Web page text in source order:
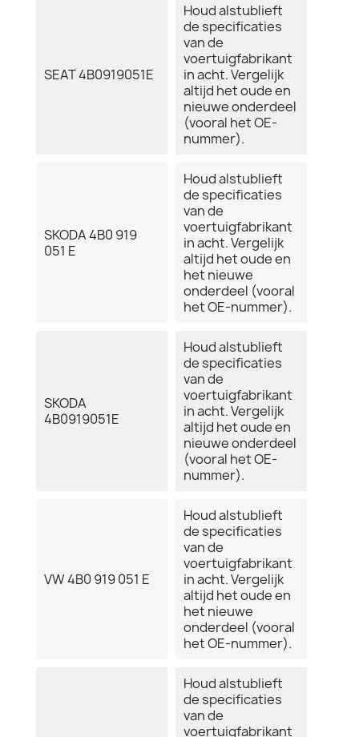
SEAT 4B0919051E
Houd alstublieft
de specificaties
van de
voertuigfabrikant
in acht. Vergelijk
altijd het oude en
nieuwe onderdeel
(vooral het OE-
nummer).
SKODA 4B0 919
051 E
Houd alstublieft
de specificaties
van de
voertuigfabrikant
in acht. Vergelijk
altijd het oude en
het nieuwe
onderdeel (vooral
het OE-nummer).
SKODA
4B0919051E
Houd alstublieft
de specificaties
van de
voertuigfabrikant
in acht. Vergelijk
altijd het oude en
nieuwe onderdeel
(vooral het OE-
nummer).
VW 4B0 919 051 E
Houd alstublieft
de specificaties
van de
voertuigfabrikant
in acht. Vergelijk
altijd het oude en
het nieuwe
onderdeel (vooral
het OE-nummer).
Houd alstublieft
de specificaties
van de
voertuigfabrikant